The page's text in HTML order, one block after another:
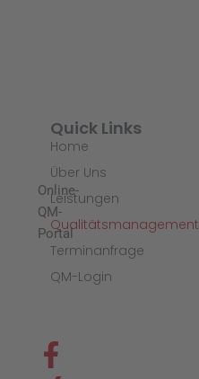
F
X
Online-
QM-
Portal
Quick Links
Home
Über Uns
Leistungen
Qualitätsmanagement
Terminanfrage
QM-Login